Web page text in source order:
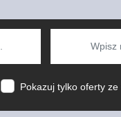
Pokazuj tylko oferty ze